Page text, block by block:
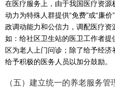
在医疗服务上，由于我国医疗资
动力为特殊人群提供“免费”或“廉
政调动能力和公信力，调配医疗资
如：给社区卫生站的医卫工作者
区为老人上门问诊；除了给予经济
给予积极的医务人员以加分鼓励。
（五）建立统一的养老服务管